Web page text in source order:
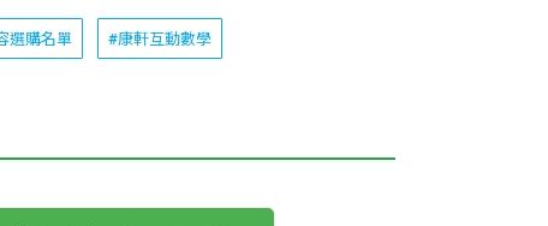
選購名單 #康軒互動數學